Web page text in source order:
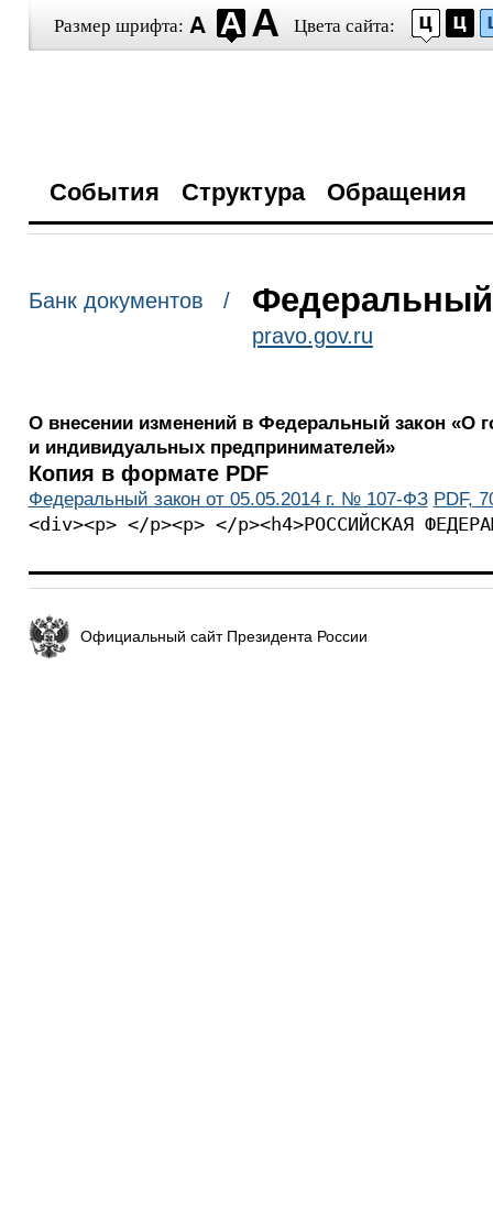
Размер шрифта: Цвета сайта:
События Структура Обращения
Банк документов / Федеральный
pravo.gov.ru
О внесении изменений в Федеральный закон «О
и индивидуальных предпринимателей»
Копия в формате PDF
Федеральный закон от 05.05.2014 г. № 107-ФЗ PDF,
<div><p> </p><p> </
Официальный сайт Президента России